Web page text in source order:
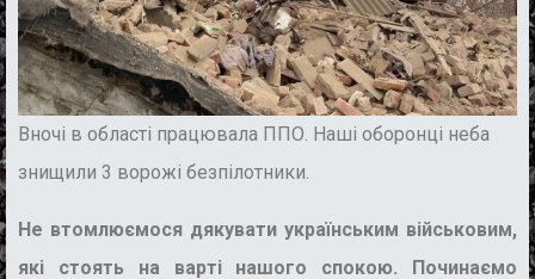
Вночі в області працювала ППО. Наші оборонці неба
знищили 3 ворожі безпілотники.
Не втомлюємося дякувати українським військовим,
які стоять на варті нашого спокою. Починаємо